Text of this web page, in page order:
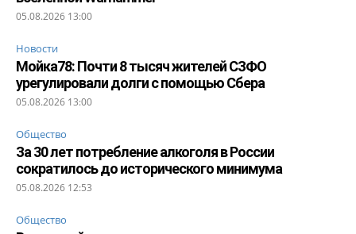
05.08.2026 13:00
Новости
Мойка78: Почти 8 тысяч жителей СЗФО
урегулировали долги с помощью Сбера
05.08.2026 13:00
Общество
За 30 лет потребление алкоголя в России
сократилось до исторического минимума
05.08.2026 12:53
Общество